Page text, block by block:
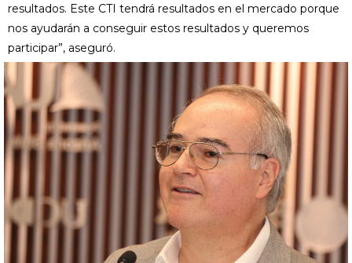
resultados. Este CTI tendrá resultados en el mercado porque
nos ayudarán a conseguir estos resultados y queremos
participar”, aseguró.